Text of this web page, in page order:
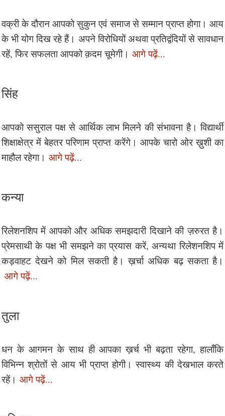
वक्री के दौरान आपको सुकुन एवं समाज से सम्मान प्राप्त होगा। आय
के भी योग दिख रहे हैं। अपने विरोधियों अथवा प्रतिद्वंदियों से सावधान
रहें, फिर सफलता आपको क़दम चूमेगी। आगे पढ़ें...
सिंह
आपको ससुराल पक्ष से आर्थिक लाभ मिलने की संभावना है। विद्यार्थी
शिक्षाक्षेत्र में बेहतर परिणाम प्राप्त करेंगे। आपके चारो ओर ख़ुशी का
माहौल रहेगा। आगे पढ़ें...
कन्या
रिलेशनशिप में आपको और अधिक समझदारी दिखाने की ज़रुरत है।
प्रेमसाथी के पक्ष भी समझने का प्रयास करें, अन्यथा रिलेशनशिप में
कड़वाहट देखने को मिल सकती है। ख़र्चा अधिक बढ़ सकता है।
आगे पढ़ें...
तुला
धन के आगमन के साथ ही आपका ख़र्च भी बढ़ता रहेगा, हालाँकि
विभिन्न श्रोतों से आय भी प्राप्त होगी। स्वास्थ्य की देखभाल करते
रहें। आगे पढ़ें...